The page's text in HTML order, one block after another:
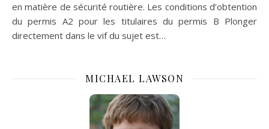
en matière de sécurité routière. Les conditions d’obtention
du permis A2 pour les titulaires du permis B Plonger
directement dans le vif du sujet est…
MICHAEL LAWSON